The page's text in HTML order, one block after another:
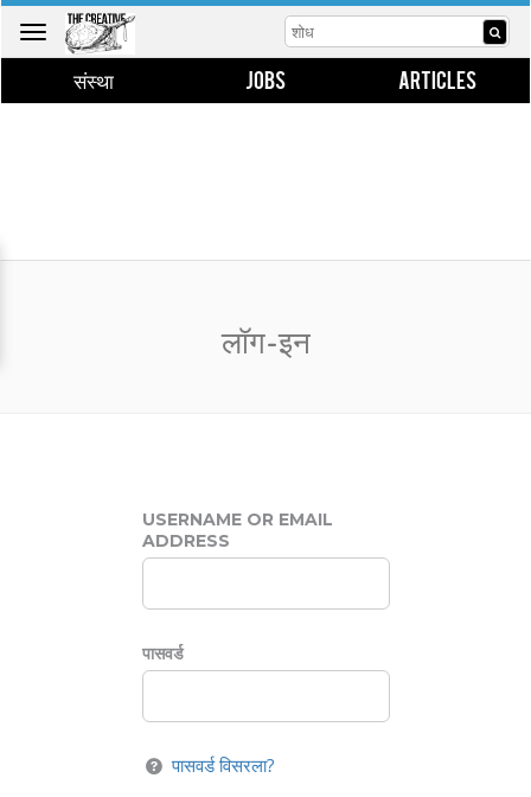
Toggle
navigation
संस्था JOBS ARTICLES
लॉग-इन
USERNAME OR EMAIL
ADDRESS
पासवर्ड
पासवर्ड विसरला?